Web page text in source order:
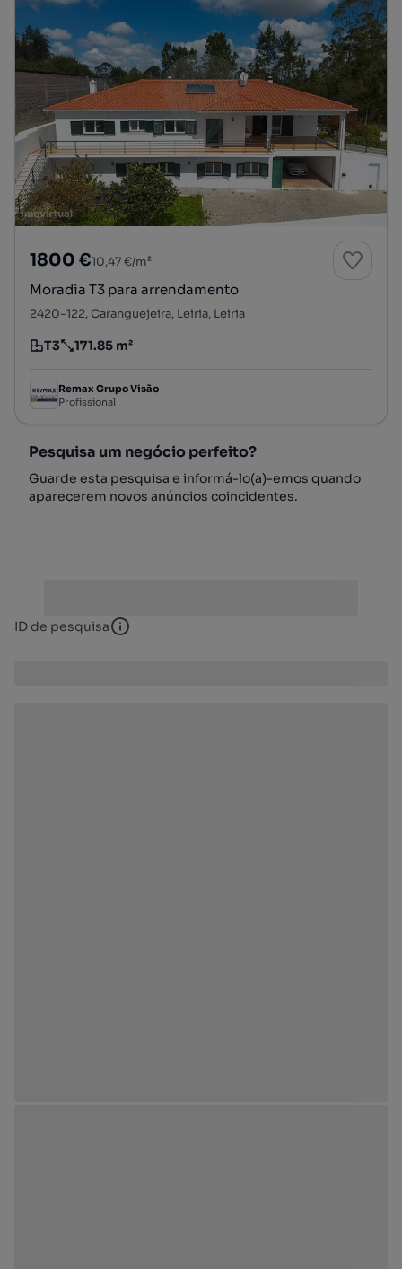
1800 €10,47 €/m²
Moradia T3 para arrendamento
2420-122, Caranguejeira, Leiria, Leiria
Tipologia
T3
Preço por metro quadrado
171.85 m²
Remax Grupo Visão
Profissional
Pesquisa um negócio perfeito?
Guarde esta pesquisa e informá-lo(a)-emos quando
aparecerem novos anúncios coincidentes.
ID de pesquisa ID de pesquisa